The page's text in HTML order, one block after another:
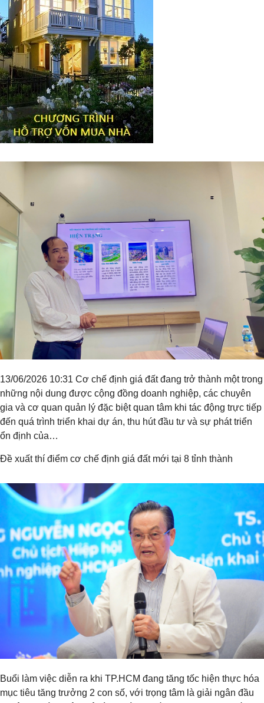
13/06/2026 10:31 Cơ chế định giá đất đang trở thành một trong
những nội dung được cộng đồng doanh nghiệp, các chuyên
gia và cơ quan quản lý đặc biệt quan tâm khi tác động trực tiếp
đến quá trình triển khai dự án, thu hút đầu tư và sự phát triển
ổn định của…
Đề xuất thí điểm cơ chế định giá đất mới tại 8 tỉnh thành
Buổi làm việc diễn ra khi TP.HCM đang tăng tốc hiện thực hóa
mục tiêu tăng trưởng 2 con số, với trọng tâm là giải ngân đầu